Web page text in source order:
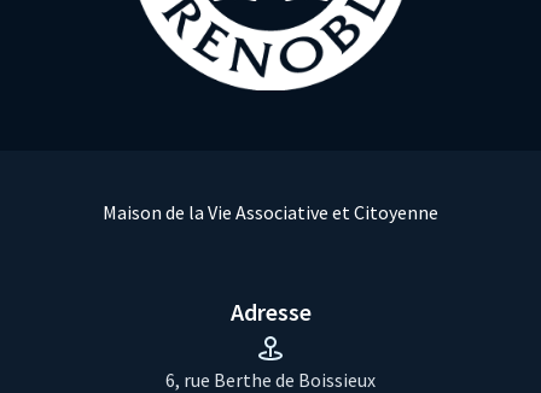
Maison de la Vie Associative et Citoyenne
Adresse
6, rue Berthe de Boissieux